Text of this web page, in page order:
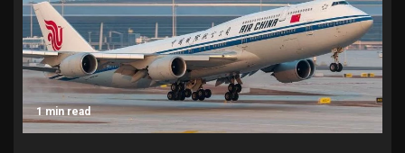
1 min read